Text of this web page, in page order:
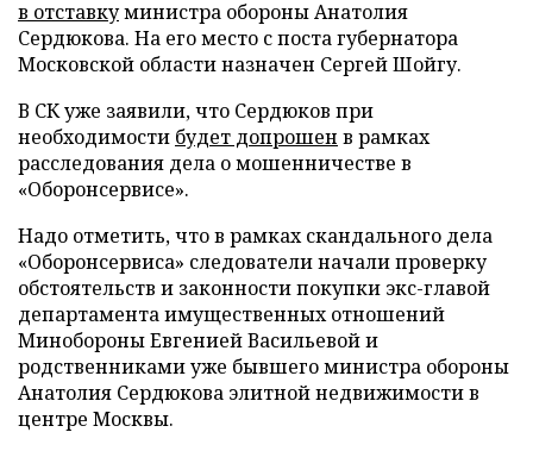
в отставкуминистра обороны Анатолия
Сердюкова. На его место с поста губернатора
Московской области назначен Сергей Шойгу.
В СК уже заявили, что Сердюков при
необходимости будет допрошен в рамках
расследования дела о мошенничестве в
«Оборонсервисе».
Надо отметить, что в рамках скандального дела
«Оборонсервиса» следователи начали проверку
обстоятельств и законности покупки экс-главой
департамента имущественных отношений
Минобороны Евгенией Васильевой и
родственниками уже бывшего министра обороны
Анатолия Сердюкова элитной недвижимости в
центре Москвы.